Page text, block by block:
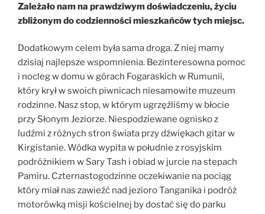
Zależało nam na prawdziwym doświadczeniu, życiu
zbliżonym do codzienności mieszkańców tych miejsc.
Dodatkowym celem była sama droga. Z niej mamy
dzisiaj najlepsze wspomnienia. Bezinteresowna pomoc
i nocleg w domu w górach Fogaraskich w Rumunii,
który krył w swoich piwnicach niesamowite muzeum
rodzinne. Nasz stop, w którym ugrzęźliśmy w błocie
przy Słonym Jeziorze. Niespodziewane ognisko z
ludźmi z różnych stron świata przy dźwiękach gitar w
Kirgistanie. Wódka wypita w południe z rosyjskim
podróżnikiem w Sary Tash i obiad w jurcie na stepach
Pamiru. Czternastogodzinne oczekiwanie na pociąg
który miał nas zawieźć nad jezioro Tanganika i podróż
motorówką misji kościelnej by dostać się do parku